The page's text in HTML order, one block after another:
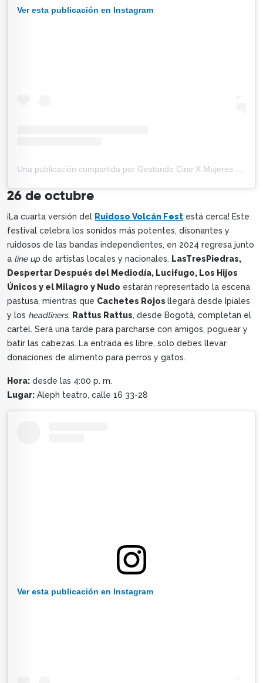
Ver esta publicación en Instagram
Una publicación compartida por Gestando Cine X Mujeres Creadoras (@gestando.cine)
26 de octubre
¡La cuarta versión del Ruidoso Volcán Fest está cerca! Este
festival celebra los sonidos más potentes, disonantes y
ruidosos de las bandas independientes, en 2024 regresa junto
a line upde artistas locales y nacionales. LasTresPiedras,
Despertar Después del Mediodía, Lucifugo, Los Hijos
Únicos y el Milagro y Nudo estarán representado la escena
pastusa, mientras que Cachetes Rojos llegará desde Ipiales
y los headliners, Rattus Rattus, desde Bogotá, completan el
cartel. Será una tarde para parcharse con amigos, poguear y
batir las cabezas. La entrada es libre, solo debes llevar
donaciones de alimento para perros y gatos.
Hora: desde las 4:00 p. m.
Lugar: Aleph teatro, calle 16 33-28
Ver esta publicación en Instagram